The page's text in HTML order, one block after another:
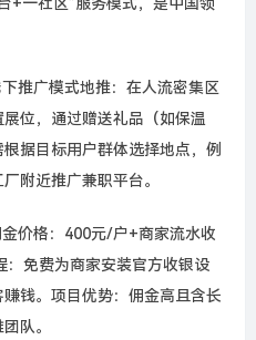
推广模式地推：在人流密集区
位，通过赠送礼品（如保温
据目标用户群体选择地点，例
附近推广兼职平台。
价格：400元/户+商家流水收
免费为商家安装官方收银设
钱。项目优势：佣金高且含长
队。